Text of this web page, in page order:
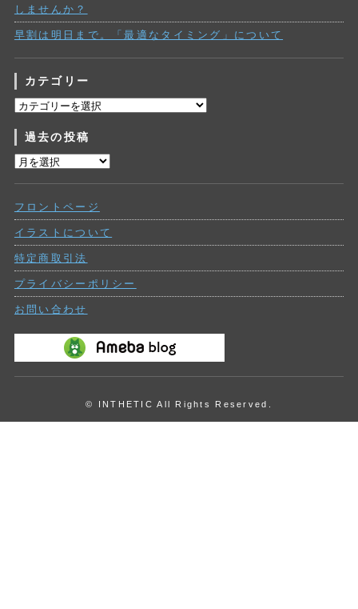
しませんか？
早割は明日まで。「最適なタイミング」について
カテゴリー
カ
ゴ
リ
ー
過去の投稿
過
投
稿
フロントページ
イラストについて
特定商取引法
プライバシーポリシー
お問い合わせ
© INTHETIC All Rights Reserved.